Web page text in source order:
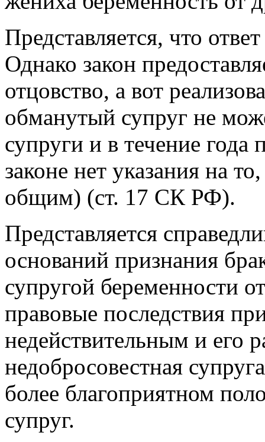
Представляется, что
Однако закон
отцовство, а вот
обманутый супруг не
супруги и в течение года
законе нет указания на
общим) (ст. 17 СК РФ).
Представляется
оснований признания
супругой беременности
правовые последствия
недействительным и его
недобросовестная
более благоприятном
супруг.